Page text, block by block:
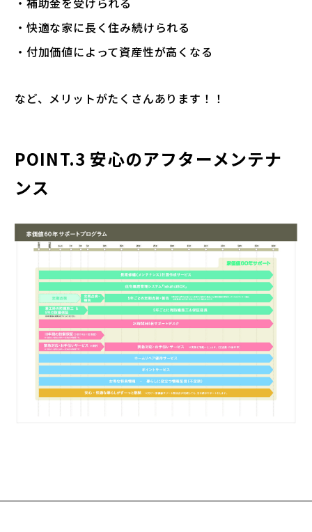
・快適な家に長く住み続けられる
・付加価値によって資産性が高くなる
など、メリットがたくさんあります！！
POINT.3 安心のアフターメンテナ
ンス